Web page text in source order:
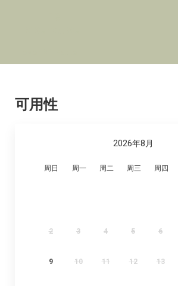
地图
可用性
画廊
评论
可用性
2026年8月
周日 周一 周二 周三 周四
2 3 4 5 6
9 10 11 12 13